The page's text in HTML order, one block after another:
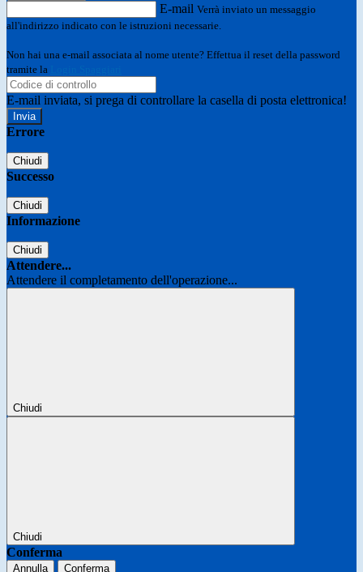
E-mail Verrà inviato un messaggio
all'indirizzo indicato con le istruzioni necessarie.
Non hai una e-mail associata al nome utente? Effettua il reset della password
tramite la
E-mail inviata, si prega di controllare la casella di posta elettronica!
Errore
Chiudi
Successo
Chiudi
Informazione
Chiudi
Attendere...
Attendere il completamento dell'operazione...
Chiudi
Chiudi
Conferma
Annulla Conferma